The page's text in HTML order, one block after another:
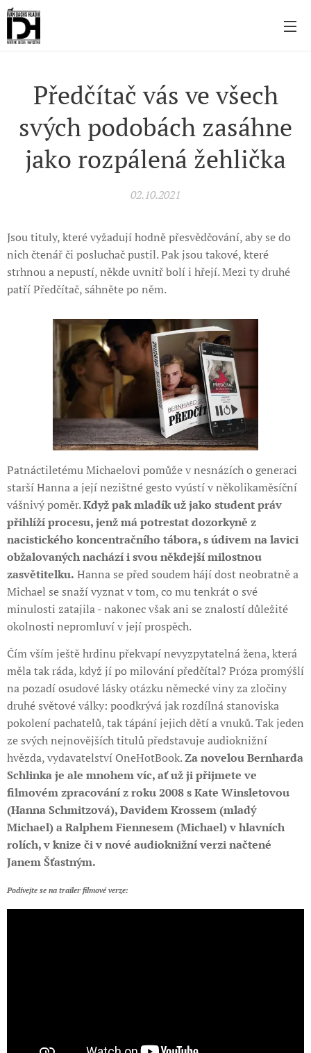
Předčítač vás ve všech
svých podobách zasáhne
jako rozpálená žehlička
02.10.2021
Jsou tituly, které vyžadují hodně přesvědčování, aby se do
nich čtenář či posluchač pustil. Pak jsou takové, které
strhnou a nepustí, někde uvnitř bolí i hřejí. Mezi ty druhé
patří Předčítač, sáhněte po něm.
Patnáctiletému Michaelovi pomůže v nesnázích o generaci
starší Hanna a její nezištné gesto vyústí v několikaměsíční
vášnivý poměr.Když pak mladík už jako student práv
přihlíží procesu, jenž má potrestat dozorkyně z
nacistického koncentračního tábora, s údivem na lavici
obžalovaných nachází i svou někdejší milostnou
zasvětitelku. Hanna se před soudem hájí dost neobratně a
Michael se snaží vyznat v tom, co mu tenkrát o své
minulosti zatajila - nakonec však ani se znalostí důležité
okolnosti nepromluví v její prospěch.
Čím vším ještě hrdinu překvapí nevyzpytatelná žena, která
měla tak ráda, když jí po milování předčítal? Próza promýšlí
na pozadí osudové lásky otázku německé viny za zločiny
druhé světové války: poodkrývá jak rozdílná stanoviska
pokolení pachatelů, tak tápání jejich dětí a vnuků. Tak jeden
ze svých nejnovějších titulů představuje audioknižní
hvězda, vydavatelství OneHotBook.Za novelou Bernharda
Schlinka je ale mnohem víc, ať už ji přijmete ve
filmovém zpracování z roku 2008 s Kate Winsletovou
(Hanna Schmitzová), Davidem Krossem (mladý
Michael) a Ralphem Fiennesem (Michael) v hlavních
rolích, v knize či v nové audioknižní verzi načtené
Janem Šťastným.
Podívejte se na trailer filmové verze: